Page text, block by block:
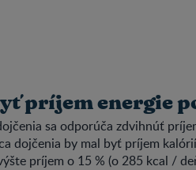
príjem energie
sa odporúča zdvihnúť
dojčenia by mal byť príjem
príjem o 15 % (o 285 kcal /